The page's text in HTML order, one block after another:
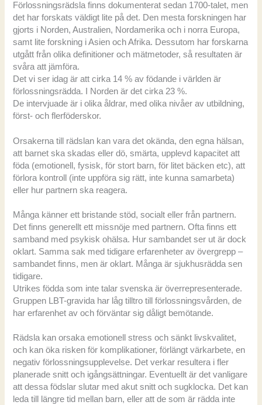
Förlossningsrädsla finns dokumenterat sedan 1700-talet, men
det har forskats väldigt lite på det. Den mesta forskningen har
gjorts i Norden, Australien, Nordamerika och i norra Europa,
samt lite forskning i Asien och Afrika. Dessutom har forskarna
utgått från olika definitioner och mätmetoder, så resultaten är
svåra att jämföra.
Det vi ser idag är att cirka 14 % av födande i världen är
förlossningsrädda. I Norden är det cirka 23 %.
De intervjuade är i olika åldrar, med olika nivåer av utbildning,
först- och flerföderskor.
Orsakerna till rädslan kan vara det okända, den egna hälsan,
att barnet ska skadas eller dö, smärta, upplevd kapacitet att
föda (emotionell, fysisk, för stort barn, för litet bäcken etc), att
förlora kontroll (inte uppföra sig rätt, inte kunna samarbeta)
eller hur partnern ska reagera.
Många känner ett bristande stöd, socialt eller från partnern.
Det finns generellt ett missnöje med partnern. Ofta finns ett
samband med psykisk ohälsa. Hur sambandet ser ut är dock
oklart. Samma sak med tidigare erfarenheter av övergrepp –
sambandet finns, men är oklart. Många är sjukhusrädda sen
tidigare.
Utrikes födda som inte talar svenska är överrepresenterade.
Gruppen LBT-gravida har låg tilltro till förlossningsvården, de
har erfarenhet av och förväntar sig dåligt bemötande.
Rädsla kan orsaka emotionell stress och sänkt livskvalitet,
och kan öka risken för komplikationer, förlängt värkarbete, en
negativ förlossningsupplevelse. Det verkar resultera i fler
planerade snitt och igångsättningar. Eventuellt är det vanligare
att dessa födslar slutar med akut snitt och sugklocka. Det kan
leda till längre tid mellan barn, eller att de som är rädda inte